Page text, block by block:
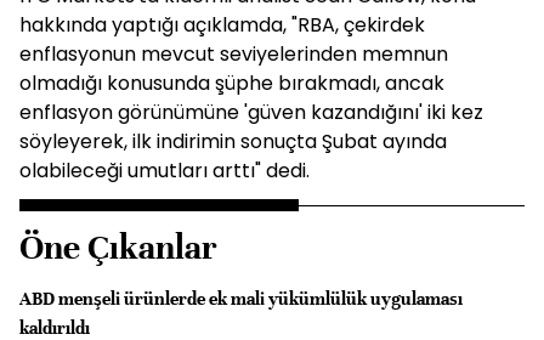
hakkında yaptığı açıklamda, "RBA, çekirdek
enflasyonun mevcut seviyelerinden memnun
olmadığı konusunda şüphe bırakmadı, ancak
enflasyon görünümüne 'güven kazandığını' iki kez
söyleyerek, ilk indirimin sonuçta Şubat ayında
olabileceği umutları arttı" dedi.
Öne Çıkanlar
ABD menşeli ürünlerde ek mali yükümlülük uygulaması
kaldırıldı